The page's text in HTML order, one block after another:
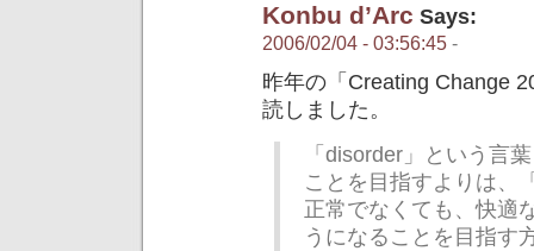
Konbu d’Arc Says:
2006/02/04 - 03:56:45 -
昨年の「Creating Change
読しました。
「disorder」という言
ことを目指すよりは、
正常でなくても、快適
うになることを目指す